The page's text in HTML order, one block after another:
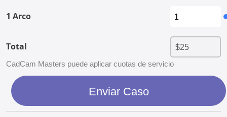
1 Arco
Total
CadCam Masters puede aplicar cuotas de servicio
Enviar Caso